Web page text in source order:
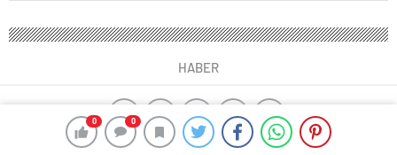
0 0
HABER
yangın algılama sistemleri